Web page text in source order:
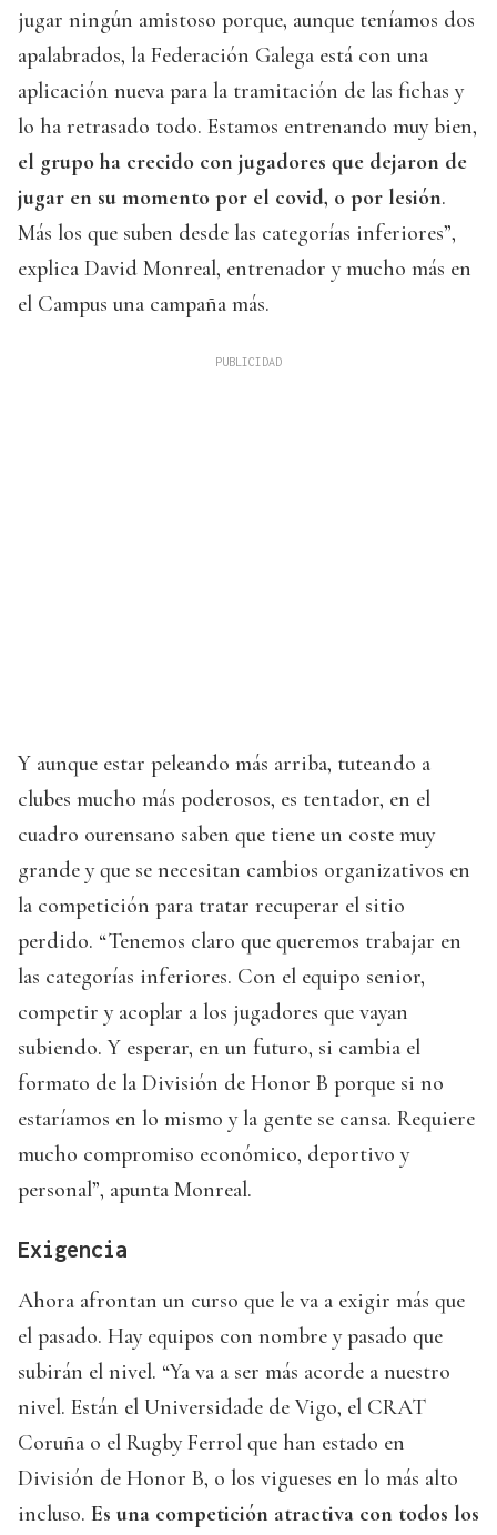
jugar ningún amistoso porque, aunque teníamos dos
apalabrados, la Federación Galega está con una
aplicación nueva para la tramitación de las fichas y
lo ha retrasado todo. Estamos entrenando muy bien,
el grupo ha crecido con jugadores que dejaron de
jugar en su momento por el covid, o por lesión.
Más los que suben desde las categorías inferiores”,
explica David Monreal, entrenador y mucho más en
el Campus una campaña más.
Y aunque estar peleando más arriba, tuteando a
clubes mucho más poderosos, es tentador, en el
cuadro ourensano saben que tiene un coste muy
grande y que se necesitan cambios organizativos en
la competición para tratar recuperar el sitio
perdido. “Tenemos claro que queremos trabajar en
las categorías inferiores. Con el equipo senior,
competir y acoplar a los jugadores que vayan
subiendo. Y esperar, en un futuro, si cambia el
formato de la División de Honor B porque si no
estaríamos en lo mismo y la gente se cansa. Requiere
mucho compromiso económico, deportivo y
personal”, apunta Monreal.
Exigencia
Ahora afrontan un curso que le va a exigir más que
el pasado. Hay equipos con nombre y pasado que
subirán el nivel. “Ya va a ser más acorde a nuestro
nivel. Están el Universidade de Vigo, el CRAT
Coruña o el Rugby Ferrol que han estado en
División de Honor B, o los vigueses en lo más alto
incluso. Es una competición atractiva con todos los